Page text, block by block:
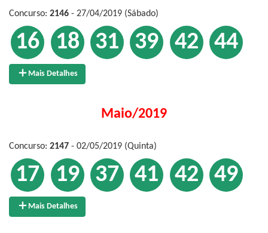
Concurso: 2146 - 27/04/2019 (Sábado)
16 18 31 39 42 44
Mais Detalhes
Maio/2019
Concurso: 2147 - 02/05/2019 (Quinta)
17 19 37 41 42 49
Mais Detalhes